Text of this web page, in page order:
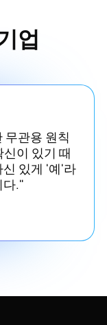
업
무관용 원칙
이 있기 때
있게 '예'라
다."